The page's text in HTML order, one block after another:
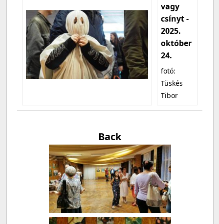
vagy
csínyt -
2025.
október
24.
fotó:
Tüskés
Tibor
Back